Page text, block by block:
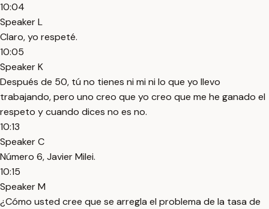
10:04
Speaker L
Claro, yo respeté.
10:05
Speaker K
Después de 50, tú no tienes ni mi ni lo que yo llevo
trabajando, pero uno creo que yo creo que me he ganado el
respeto y cuando dices no es no.
10:13
Speaker C
Número 6, Javier Milei.
10:15
Speaker M
¿Cómo usted cree que se arregla el problema de la tasa de